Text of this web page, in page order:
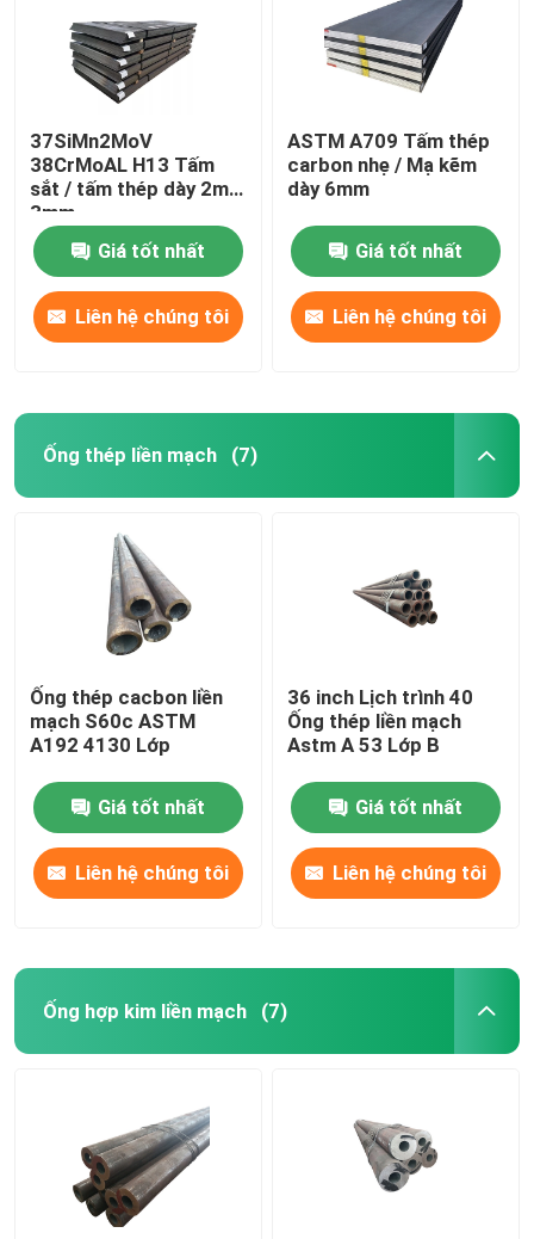
37SiMn2MoV
38CrMoAL H13 Tấm
sắt / tấm thép dày 2mm
3mm
Giá tốt nhất
Liên hệ chúng tôi
ASTM A709 Tấm thép
carbon nhẹ / Mạ kẽm
dày 6mm
Giá tốt nhất
Liên hệ chúng tôi
Ống thép liền mạch (7)
Ống thép cacbon liền
mạch S60c ASTM
A192 4130 Lớp
Giá tốt nhất
Liên hệ chúng tôi
36 inch Lịch trình 40
Ống thép liền mạch
Astm A 53 Lớp B
Giá tốt nhất
Liên hệ chúng tôi
Ống hợp kim liền mạch (7)